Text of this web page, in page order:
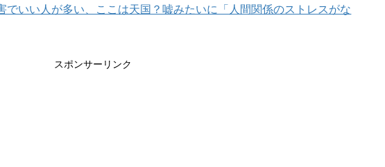
予定）、’T-SHIRT’ 115,500円（発売済み）
ゾンのアイコンバッグ「ピーカブー アイシーユー エックスクロス
いい人が多い、ここは天国？嘘みたいに「人間関係のストレスがな
スポンサーリンク